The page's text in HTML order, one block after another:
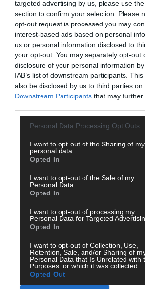
targeted advertising by us, please use
section to confirm your selection. Please
opt-out request is processed you may
interest-based ads based on personal
us or personal information disclosed to
your opt-out. You may separately opt-out
disclosure of your personal information
IAB’s list of downstream participants.
also be disclosed by us to third parties on
Downstream Participants that may
Personal Data Processing Opt Outs
I want to opt-out of the Sharing of my
personal data.
Opted In
I want to opt-out of the Sale of my
Personal Data.
Opted In
I want to opt-out of processing my
Personal Data for Targeted
Opted In
I want to opt-out of Collection, Use,
Retention, Sale, and/or Sharing of
Personal Data that Is Unrelated with
Purposes for which it was collected.
Opted Out
Das Stuttgarter Blatt ist eine
Nachrichtenplattform mit Sitz in Stuttgart.
berichtet fundiert, verständlich und aktuell
in der Region, in Deutschland und der
klassisches journalistisches
Erzählformen – klar, zuverlässig und nah
KOMMENTARE
Wir freuen uns auf deinen Beitrag!
Bitte nutze deinen Klarnamen (Vor- und
gültige E-Mail-Adresse (wird nicht
jeden Kommentar kurz. Beiträge, die unsere
respektieren, werden freigeschaltet;
Hetze, Spam oder Werbung werden nicht
gelten unsere Datenschutzvereinbarungen
Kommentar